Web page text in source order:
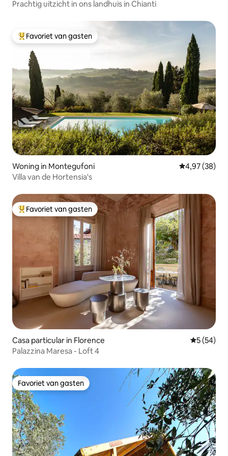
Prachtig uitzicht in ons landhuis in Chianti
Topfavoriet van gasten
Favoriet van gasten
Woning in Montegufoni Gemiddelde
4,97 (38)
Villa van de Hortensia's
Topfavoriet van gasten
Favoriet van gasten
Casa particular in Florence
5 (54)
Palazzina Maresa - Loft 4
Favoriet van gasten
Favoriet van gasten